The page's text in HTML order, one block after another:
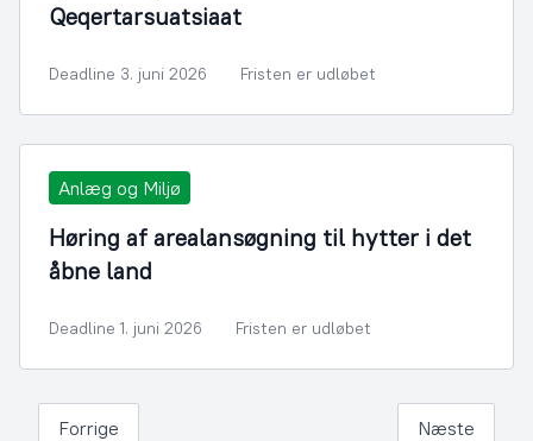
Qeqertarsuatsiaat
Deadline 3. juni 2026 Fristen er udløbet
Anlæg og Miljø
Høring af arealansøgning til hytter i det
åbne land
Deadline 1. juni 2026 Fristen er udløbet
Forrige Næste